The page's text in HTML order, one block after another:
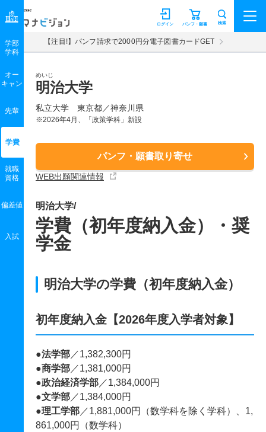
マナビジョン パンフ・願書
ログイン 検索
【注目!】パンフ請求で2000円分電子図書カードGET
めいじ
明治大学
私立大学 東京都／神奈川県
※2026年4月、「政策学科」新設
パンフ・願書取り寄せ
WEB出願関連情報
学部
学科
オー
キャン
先輩
学費
就職
資格
偏差値
入試
明治大学/
学費（初年度納入金）・奨
学金
明治大学の学費（初年度納入金）
初年度納入金【2026年度入学者対象】
●法学部 ／1,382,300円
●商学部 ／1,381,000円
●政治経済学部 ／1,384,000円
●文学部 ／1,384,000円
●理工学部 ／1,881,000円（数学科を除く学科）、1,
861,000円（数学科）